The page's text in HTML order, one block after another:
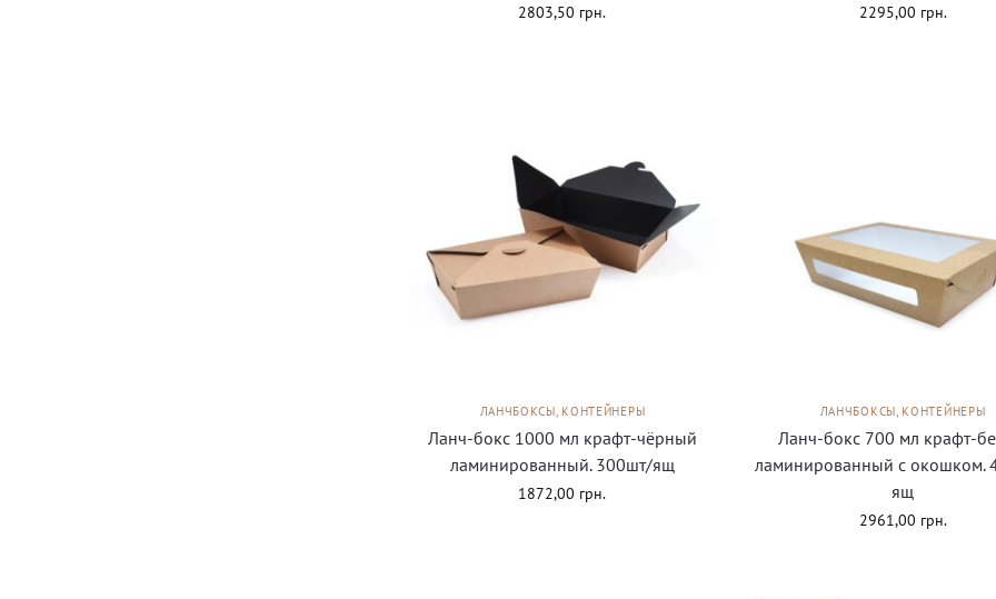
2803,50 грн. 2295,00 грн.
ЛАНЧБОКСЫ, КОНТЕЙНЕРЫ
Ланч-бокс 1000 мл крафт-чёрный
ламинированный. 300шт/ящ
1872,00 грн.
ЛАНЧБОКСЫ, КОНТЕЙНЕРЫ
Ланч-бокс 700 мл крафт-
ламинированный с окошком.
ящ
2961,00 грн.